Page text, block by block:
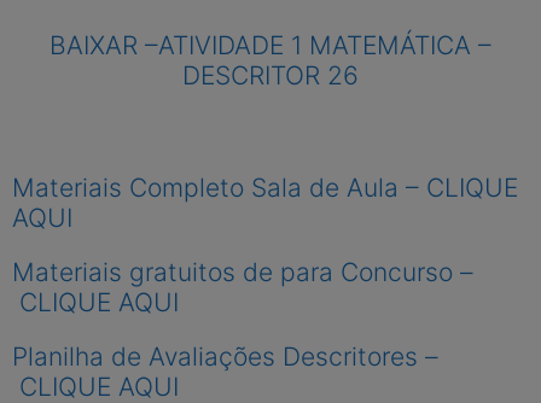
BAIXAR –ATIVIDADE 1 MATEMÁTICA –
DESCRITOR 26
Materiais Completo Sala de Aula – CLIQUE
AQUI
Materiais gratuitos de para Concurso –
CLIQUE AQUI
Planilha de Avaliações Descritores –
CLIQUE AQUI